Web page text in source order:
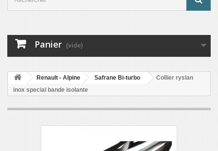
Panier (vide)
Renault - Alpine Safrane Bi-turbo
Collier ryslan
inox special bande isolante